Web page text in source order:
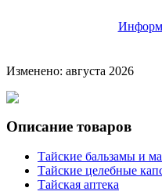
Изменено: августа 2026
Описание товаров
Тайские бальзамы и
Тайские целебные
Тайская аптека